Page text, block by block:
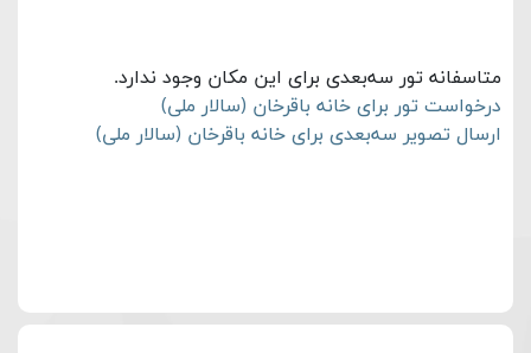
متاسفانه تور سه‌بعدی برای این مکان وجود ندارد.
درخواست تور برای خانه باقرخان (سالار ملی)
ارسال تصویر سه‌بعدی برای خانه باقرخان (سالار ملی)